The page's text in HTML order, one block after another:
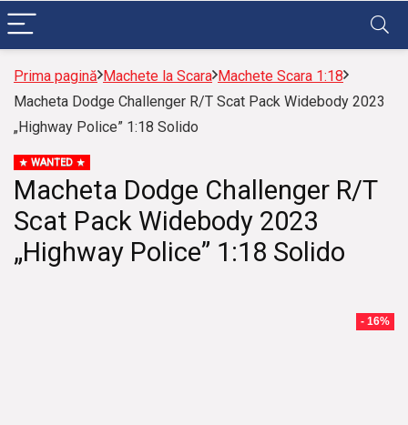
Prima pagină Machete la Scara Machete Scara 1:18
Macheta Dodge Challenger R/T Scat Pack Widebody 2023
„Highway Police” 1:18 Solido
WANTED
Macheta Dodge Challenger R/T
Scat Pack Widebody 2023
„Highway Police” 1:18 Solido
- 16%